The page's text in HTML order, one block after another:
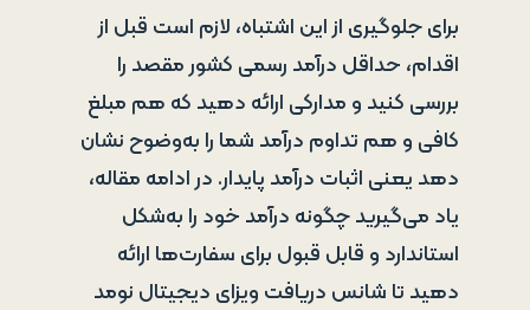
برای جلوگیری از این اشتباه، لازم است قبل از
اقدام، حداقل درآمد رسمی کشور مقصد را
بررسی کنید و مدارکی ارائه دهید که هم مبلغ
کافی و هم تداوم درآمد شما را به‌وضوح نشان
دهد یعنی اثبات درآمد پایدار. در ادامه مقاله،
یاد می‌گیرید چگونه درآمد خود را به‌شکل
استاندارد و قابل قبول برای سفارت‌ها ارائه
دهید تا شانس دریافت ویزای دیجیتال نومد